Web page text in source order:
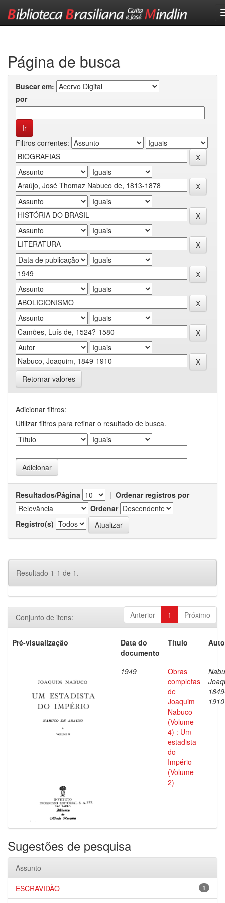
Página de busca
Buscar em:
por
Filtros correntes:
Retornar valores
Adicionar filtros:
Utilizar filtros para refinar o resultado de busca.
Resultados/Página | Ordenar registros por
Ordenar
Registro(s)
Resultado 1-1 de 1.
Anterior 1 Próximo
Conjunto de itens:
Pré-visualização
Data do
documento
Título
1949
Obras
completas
de
Joaquim
Nabuco
(Volume
4) : Um
estadista
do
Império
(Volume
2)
1910
Sugestões de pesquisa
Assunto
1
ESCRAVIDÃO